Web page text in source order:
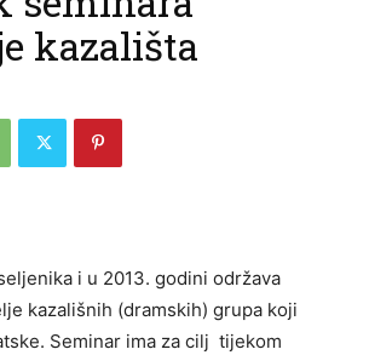
kazališta
i u 2013. godini održava
kazališnih (dramskih) grupa koji
Seminar ima za cilj tijekom